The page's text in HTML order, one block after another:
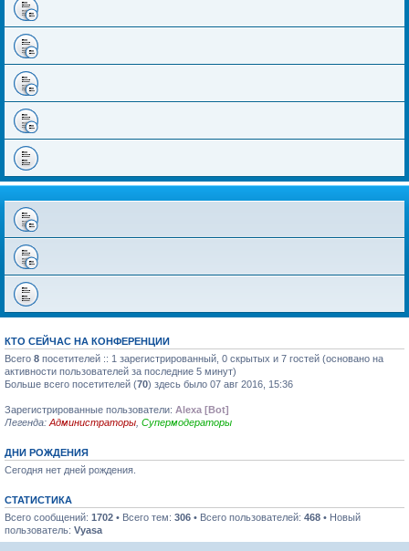
КТО СЕЙЧАС НА КОНФЕРЕНЦИИ
Всего 8 посетителей :: 1 зарегистрированный, 0 скрытых и 7 гостей (основано на
активности пользователей за последние 5 минут)
Больше всего посетителей (70) здесь было 07 авг 2016, 15:36
Зарегистрированные пользователи: Alexa [Bot]
Легенда: Администраторы Супермодераторы
ДНИ РОЖДЕНИЯ
Сегодня нет дней рождения.
СТАТИСТИКА
Всего сообщений: 1702 • Всего тем: 306 • Всего пользователей: 468 • Новый
пользователь: Vyasa